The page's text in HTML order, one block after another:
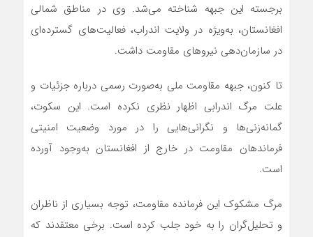
برجسته این جبهه شناخته می‌شد. وی در مناطق شمالی
افغانستان، به‌ویژه در ولایت اندراب، فعالیت‌های گسترده‌ای
در سازمان‌دهی نیروهای مقاومت داشت.
تا کنون، جبهه مقاومت ملی به‌صورت رسمی درباره جزئیات و
علت مرگ اندرابی اظهار نظری نکرده است. این سکوت،
گمانه‌زنی‌ها و نگرانی‌هایی را در مورد وضعیت امنیتی
فرماندهان مقاومت در خارج از افغانستان به‌وجود آورده
است.
مرگ مشکوک این فرمانده مقاومت، توجه بسیاری از ناظران
و تحلیل‌گران را به خود جلب کرده است. برخی معتقدند که